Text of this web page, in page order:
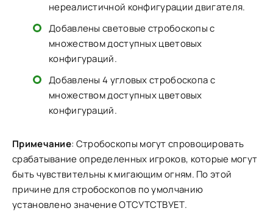
нереалистичной конфигурации двигателя.
Добавлены световые стробоскопы с
множеством доступных цветовых
конфигураций.
Добавлены 4 угловых стробоскопа с
множеством доступных цветовых
конфигураций.
Примечание: Стробоскопы могут спровоцировать
срабатывание определенных игроков, которые могут
быть чувствительны к мигающим огням. По этой
причине для стробоскопов по умолчанию
установлено значение ОТСУТСТВУЕТ.